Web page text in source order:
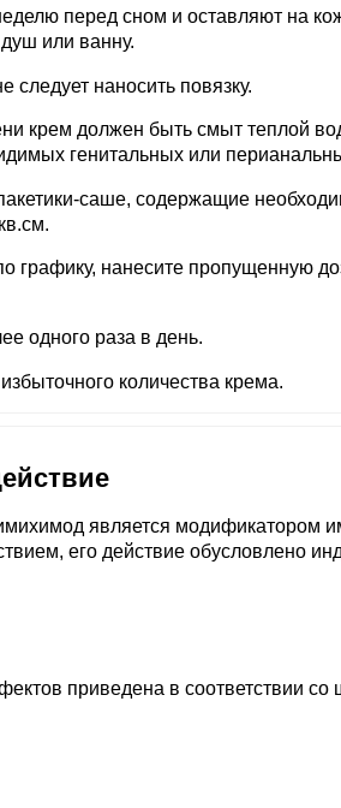
перед сном и оставляют на
или ванну.
следует наносить повязку.
крем должен быть смыт теплой
генитальных или
саше, содержащие
графику, нанесите пропущенную
одного раза в день.
количества крема.
является модификатором
его действие обусловлено
приведена в соответствии со